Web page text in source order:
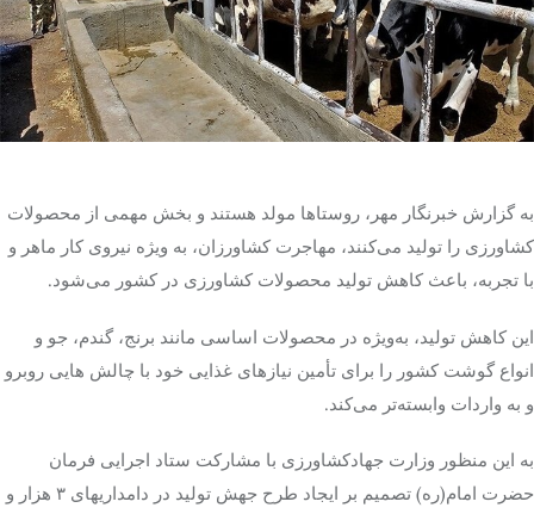
تک کده
پایگاه خبری آبان
به گزارش خبرنگار مهر، روستاها مولد هستند و بخش مهمی از محصولات
کشاورزی را تولید می‌کنند، مهاجرت کشاورزان، به‌ ویژه نیروی کار ماهر و
با تجربه، باعث کاهش تولید محصولات کشاورزی در کشور می‌شود.
این کاهش تولید، به‌ویژه در محصولات اساسی مانند برنج، گندم، جو و
انواع گوشت کشور را برای تأمین نیازهای غذایی خود با چالش هایی روبرو
و به واردات وابسته‌تر می‌کند.
به این منظور وزارت جهادکشاورزی با مشارکت ستاد اجرایی فرمان
حضرت امام(ره) تصمیم بر ایجاد طرح جهش تولید در دامداریهای ۳ هزار و